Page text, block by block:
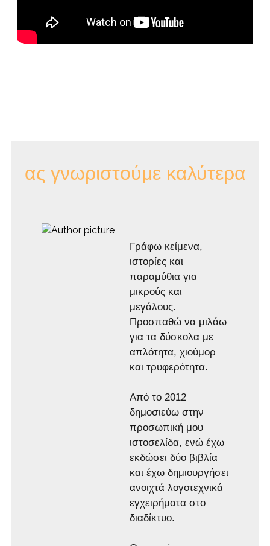
ας γνωριστούμε καλύτερα
Γράφω κείμενα,
ιστορίες και
παραμύθια για
μικρούς και
μεγάλους.
Προσπαθώ να μιλάω
για τα δύσκολα με
απλότητα, χιούμορ
και τρυφερότητα.
Από το 2012
δημοσιεύω στην
προσωπική μου
ιστοσελίδα, ενώ έχω
εκδώσει δύο βιβλία
και έχω δημιουργήσει
ανοιχτά λογοτεχνικά
εγχειρήματα στο
διαδίκτυο.